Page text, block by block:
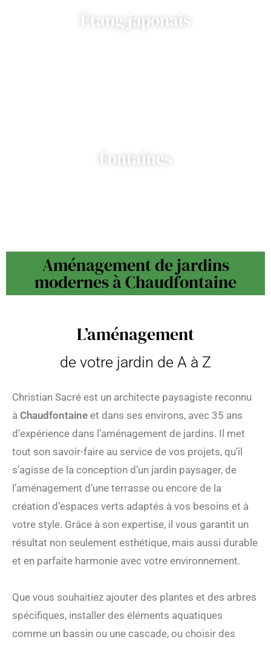
Étang japonais
Fontaines
Aménagement de jardins
modernes à Chaudfontaine
L’aménagement
de votre jardin de A à Z
Christian Sacré est un architecte paysagiste reconnu
à Chaudfontaine et dans ses environs, avec 35 ans
d’expérience dans l’aménagement de jardins. Il met
tout son savoir-faire au service de vos projets, qu’il
s’agisse de la conception d’un jardin paysager, de
l’aménagement d’une terrasse ou encore de la
création d’espaces verts adaptés à vos besoins et à
votre style. Grâce à son expertise, il vous garantit un
résultat non seulement esthétique, mais aussi durable
et en parfaite harmonie avec votre environnement.
Que vous souhaitiez ajouter des plantes et des arbres
spécifiques, installer des éléments aquatiques
comme un bassin ou une cascade, ou choisir des